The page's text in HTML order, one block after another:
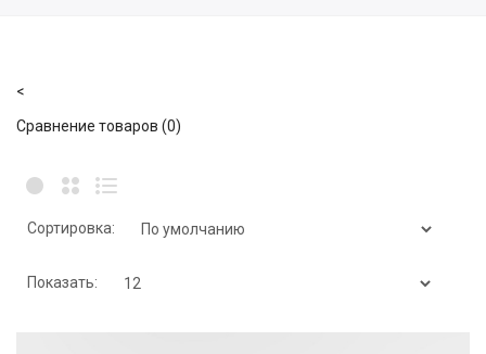
<
Сравнение товаров (0)
Сортировка:
Показать: